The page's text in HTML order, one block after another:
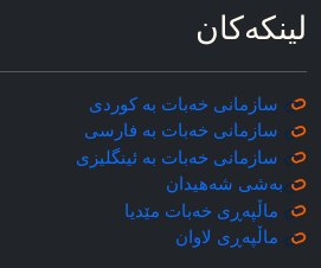
لینکه‌کان
سازمانی خه‌بات به کوردی
سازمانی خه‌بات به فارسی
سازمانی خه‌بات به ئینگلیزی
به‌شی شه‌هیدان
ماڵپه‌ڕی خه‌بات مێدیا
ماڵپه‌ڕی لاوان